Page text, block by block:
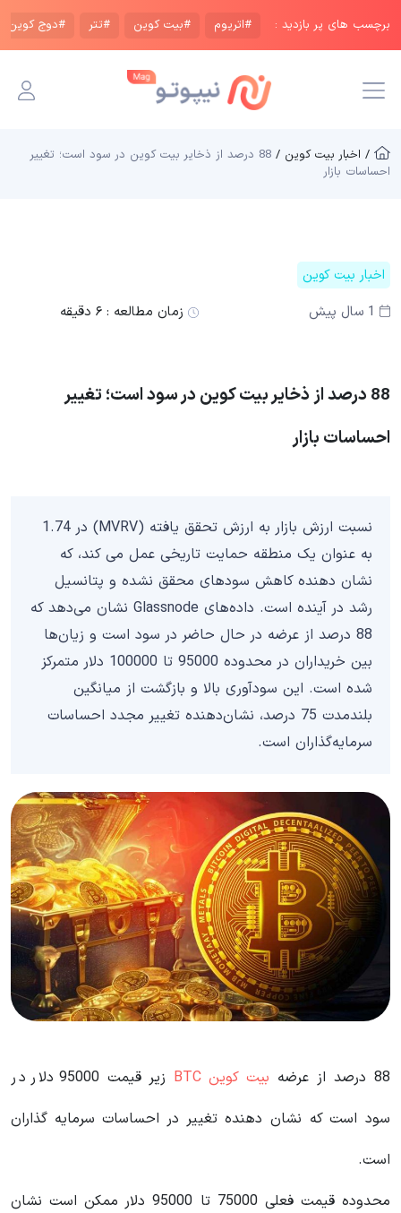
برچسب های پر بازدید : #اتریوم #بیت کوین #تتر #دوج کوین
/ اخبار بیت کوین /
88 درصد از ذخایر بیت کوین در سود است؛ تغییر
احساسات بازار
اخبار بیت کوین
1 سال پیش
زمان مطالعه : ۶ دقیقه
88 درصد از ذخایر بیت کوین در سود است؛ تغییر
احساسات بازار
نسبت ارزش بازار به ارزش تحقق یافته (MVRV) در 1.74
به عنوان یک منطقه حمایت تاریخی عمل می کند، که
نشان دهنده کاهش سودهای محقق نشده و پتانسیل
رشد در آینده است. داده‌های Glassnode نشان می‌دهد که
88 درصد از عرضه در حال حاضر در سود است و زیان‌ها
بین خریداران در محدوده 95000 تا 100000 دلار متمرکز
شده است. این سودآوری بالا و بازگشت از میانگین
بلندمدت 75 درصد، نشان‌دهنده تغییر مجدد احساسات
سرمایه‌گذاران است.
88 درصد از عرضه بیت کوین BTC
زیر قیمت 95000 دلار در
سود است که نشان دهنده تغییر در احساسات سرمایه گذاران
است.
محدوده قیمت فعلی 75000 تا 95000 دلار ممکن است نشان